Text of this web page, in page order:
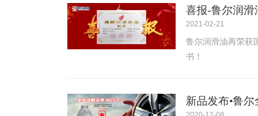
喜报-鲁尔润滑
2021-02-21
鲁尔润滑油再荣获
书！
新品发布•鲁